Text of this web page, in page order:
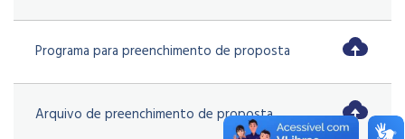
Programa para preenchimento de proposta
Arquivo de preenchimento de proposta